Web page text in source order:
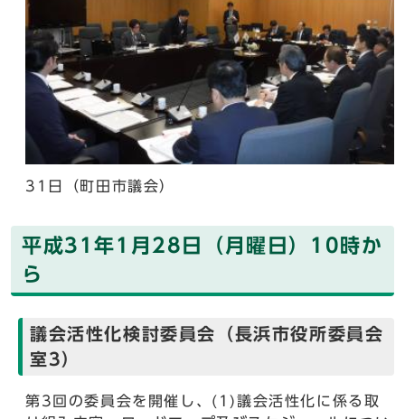
31日（町田市議会）
平成31年1月28日（月曜日）10時か
ら
議会活性化検討委員会（長浜市役所委員会
室3）
第3回の委員会を開催し、(1)議会活性化に係る取